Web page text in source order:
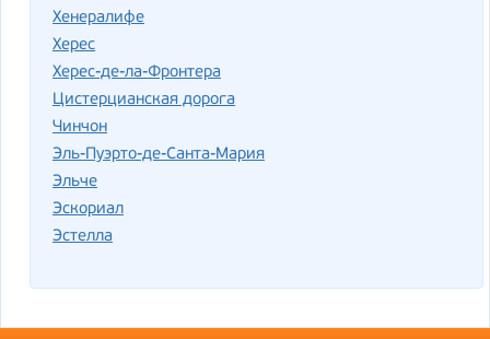
Хенералифе
Херес
Херес-де-ла-Фронтера
Цистерцианская дорога
Чинчон
Эль-Пуэрто-де-Санта-Мария
Эльче
Эскориал
Эстелла